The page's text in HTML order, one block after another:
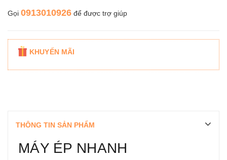
Gọi 0913010926 để được trợ giúp
KHUYẾN MÃI
THÔNG TIN SẢN PHẨM
MÁY ÉP NHANH